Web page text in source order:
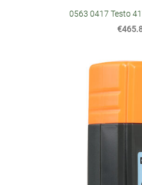
0563 0417 Testo